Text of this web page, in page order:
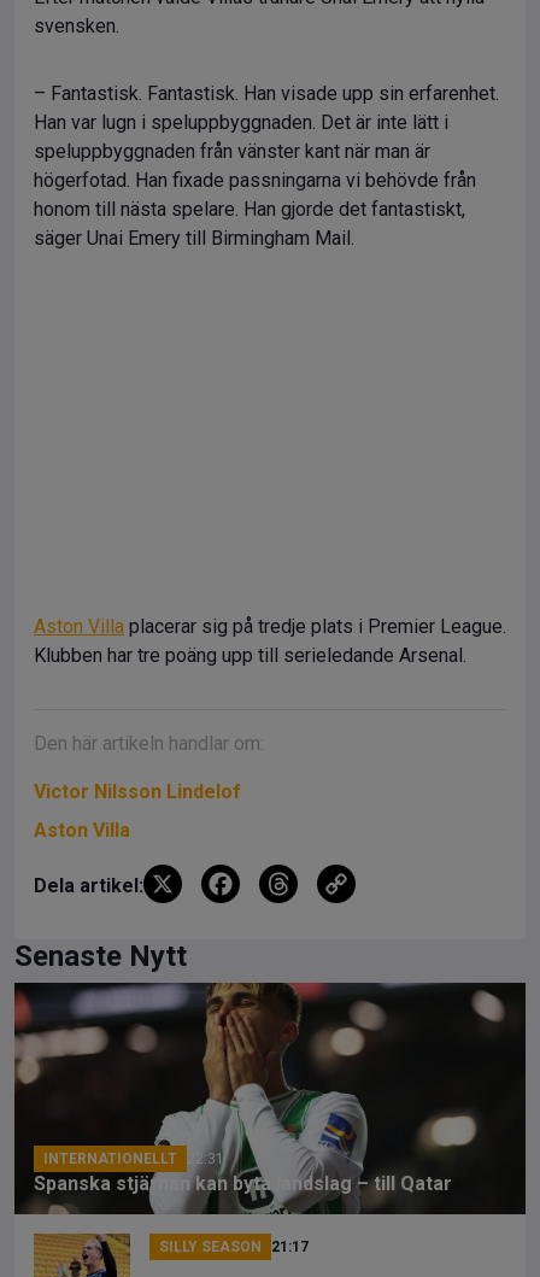
svensken.
– Fantastisk. Fantastisk. Han visade upp sin erfarenhet.
Han var lugn i speluppbyggnaden. Det är inte lätt i
speluppbyggnaden från vänster kant när man är
högerfotad. Han fixade passningarna vi behövde från
honom till nästa spelare. Han gjorde det fantastiskt,
säger Unai Emery till Birmingham Mail.
Aston Villa placerar sig på tredje plats i Premier League.
Klubben har tre poäng upp till serieledande Arsenal.
Den här artikeln handlar om:
Victor Nilsson Lindelof
Aston Villa
Dela artikel: X
F
b
o
o
k
T
a
d
s
Li
n
Senaste Nytt
INTERNATIONELLT 22:31
Spanska stjärnan kan byta landslag – till Qatar
SILLY SEASON 21:17